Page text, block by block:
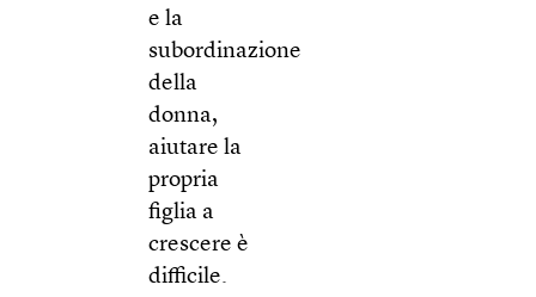
e la
subordinazione
della
donna,
aiutare la
propria
figlia a
crescere è
difficile.